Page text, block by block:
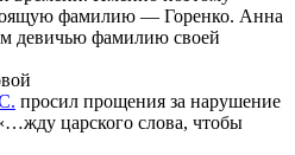
фамилию — Горенко. Анна
девичью фамилию своей
просил прощения за нарушение
царского слова, чтобы